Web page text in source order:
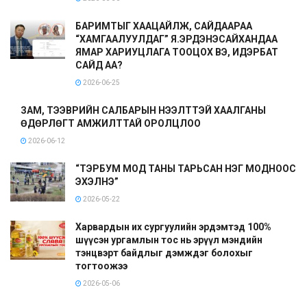
БАРИМТЫГ ХААЦАЙЛЖ, САЙДААРАА
“ХАМГААЛУУЛДАГ” Я.ЭРДЭНЭСАЙХАНДАА
ЯМАР ХАРИУЦЛАГА ТООЦОХ ВЭ, ИДЭРБАТ
САЙД АА?
2026-06-25
ЗАМ, ТЭЭВРИЙН САЛБАРЫН НЭЭЛТТЭЙ ХААЛГАНЫ
ӨДӨРЛӨГТ АМЖИЛТТАЙ ОРОЛЦЛОО
2026-06-12
“ТЭРБУМ МОД ТАНЫ ТАРЬСАН НЭГ МОДНООС
ЭХЭЛНЭ”
2026-05-22
Харвардын их сургуулийн эрдэмтэд 100%
шүүсэн ургамлын тос нь эрүүл мэндийн
тэнцвэрт байдлыг дэмждэг болохыг
тогтоожээ
2026-05-06